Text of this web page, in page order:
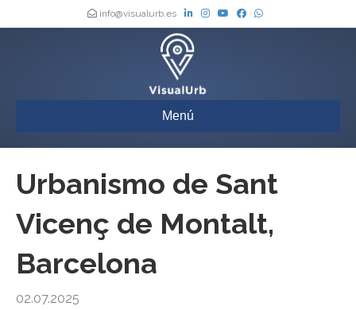
info@visualurb.es
Menú
Urbanismo de Sant
Vicenç de Montalt,
Barcelona
02.07.2025